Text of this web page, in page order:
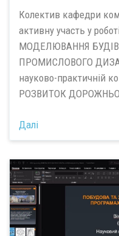
Колектив кафедри
активну участь у
МОДЕЛЮВАННЯ
ПРОМИСЛОВОГО
науково-практичній
РОЗВИТОК
Далі